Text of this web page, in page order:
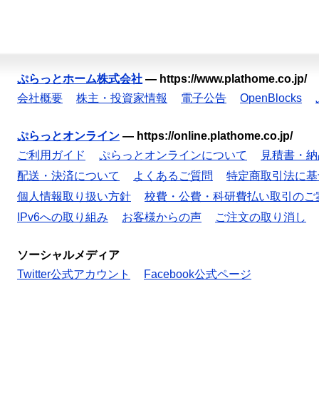
ぷらっとホーム株式会社 — https://www.plathome.co.jp/
会社概要
株主・投資家情報 電子公告 OpenBlocks
ぷらっとオンライン — https://online.plathome.co.jp/
ご利用ガイド
ぷらっとオンラインについて
見積書・
配送・決済について
よくあるご質問
特定商取引法に
個人情報取り扱い方針
校費・公費・科研費払い取引のご
IPv6への取り組み
お客様からの声 ご注文の取り消し
ソーシャルメディア
Twitter公式アカウント
Facebook公式ページ